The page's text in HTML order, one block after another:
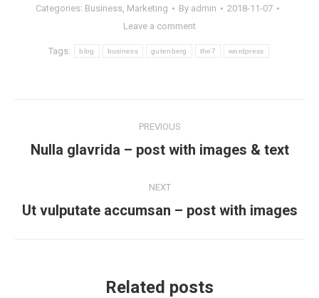
Categories: Business, Marketing By admin
2018-11-07
Leave a comment
Tags: blog business gutenberg the7 wordpress
navigation
PREVIOUS
Previous
Nulla glavrida – post with images & text
NEXT
Next
Ut vulputate accumsan – post with images
Related posts